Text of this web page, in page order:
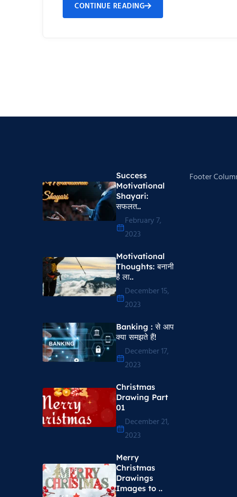
CONTINUE READING
Success
Motivational
Shayari​:
सफलत..
February 7,
2023
Motivational
Thoughts​: बनानी
है ला..
December 15,
2023
Banking : से आप
क्या समझते हैं!
December 17,
2023
Christmas
Drawing Part
01
December 21,
2023
Merry
Christmas
Drawings
Images to ..
Footer